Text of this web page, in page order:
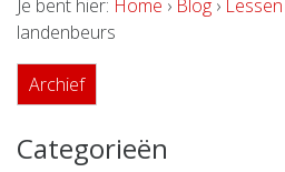
Je bent hier: Home › Blog › Lessen
landenbeurs
Archief
Categorieën